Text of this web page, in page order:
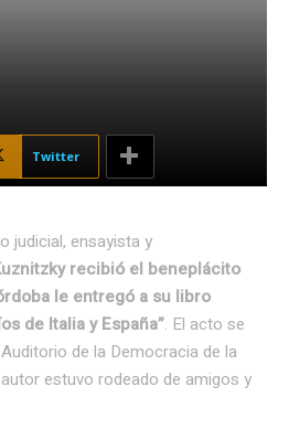
Twitter
judicial, ensayista y
recibió el beneplácito
le entregó a su libro
de Italia y España”. El acto se
de la Democracia de la
estuvo rodeado de amigos y